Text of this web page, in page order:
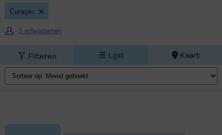
Curaçao
2 volwassenen
Filteren Lijst Kaart